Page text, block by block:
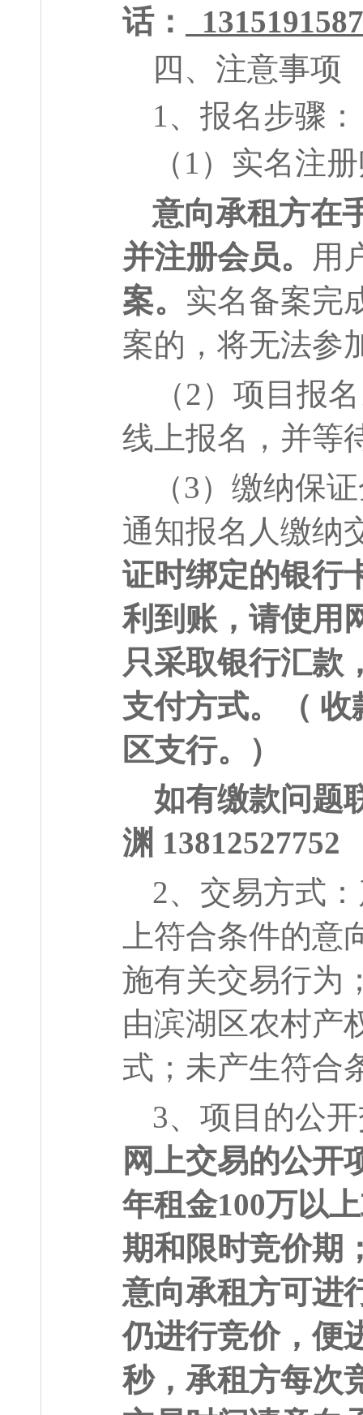
话：
四、注意事项
1 、报名步骤：
（ 1 ）实名注
意向承租方在
并注册会员。 用
案。 实名备案完
案的，将无法参
（2）项目报
线上报名，并等
（3）缴纳保
通知报名人缴纳
证时绑定的银行
利到账，请使用
只采取银行汇款
支付方式。（ 收
区支行。）
如有缴款问题
渊 13812527752
2、交易方式
上符合条件的
施有关交易行为
由滨湖区农村产
式；未产生符合
3、项目的公
网上交易的公开
年租金100万以
期和限时竞价期
意向承租方可进
仍进行竞价，便
秒，承租方每次